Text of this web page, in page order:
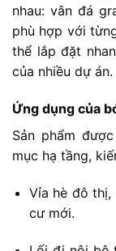
nhau: vân đá
phù hợp với
thể lắpđặt
của nhiều dự án.
Ứng dụng của
Sản phẩm được
mục hạ tầng,
Vỉa hè đôthị,
cư mới.